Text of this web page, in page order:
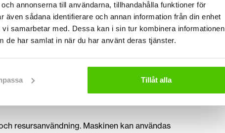
annonserna till användarna, tillhandahålla funktioner för
sådana identifierare och annan information från din enhet
samarbetar med. Dessa kan i sin tur kombinera informationen
de har samlat in när du har använt deras tjänster.
Tillåt alla
och effektiva
och fastighetsskötsel. De lämpar sig
som jord, grus, sand och andra massor.
att välja rätt lösning för både små och
resursanvändning. Maskinen kan användas